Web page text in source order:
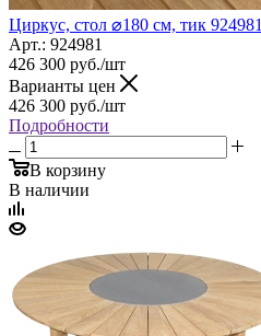
Циркус, стол ⌀180 см, тик 924981
Арт.: 924981
426 300 руб./шт
Варианты цен
426 300 руб./шт
Подробности
В корзину
В наличии